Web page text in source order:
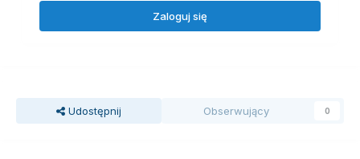
Zaloguj się
Udostępnij Obserwujący 0